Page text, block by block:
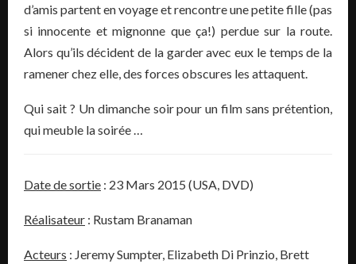
d’amis partent en voyage et rencontre une petite fille (pas
si innocente et mignonne que ça!) perdue sur la route.
Alors qu’ils décident de la garder avec eux le temps de la
ramener chez elle, des forces obscures les attaquent.
Qui sait ? Un dimanche soir pour un film sans prétention,
qui meuble la soirée …
Date de sortie : 23 Mars 2015 (USA, DVD)
Réalisateur : Rustam Branaman
Acteurs : Jeremy Sumpter, Elizabeth Di Prinzio, Brett